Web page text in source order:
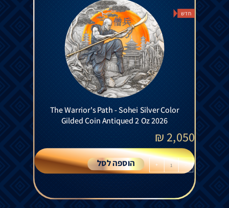
חדש
The Warrior's Path - Sohei Silver Color
Gilded Coin Antiqued 2 Oz 2026
2,050
₪
-
+ הוספה לסל